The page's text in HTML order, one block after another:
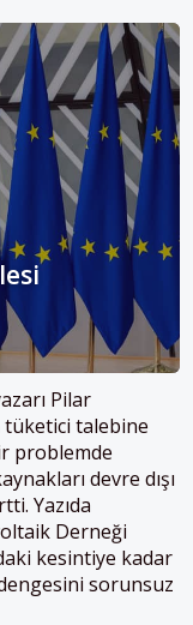
Pilar
tüketici talebine
problemde
devre dışı
. Yazıda
Derneği
kesintiye kadar
sorunsuz